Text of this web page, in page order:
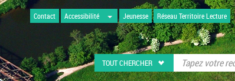
Contact Accessibilité Jeunesse Réseau Territoire Lecture
TOUT CHERCHER